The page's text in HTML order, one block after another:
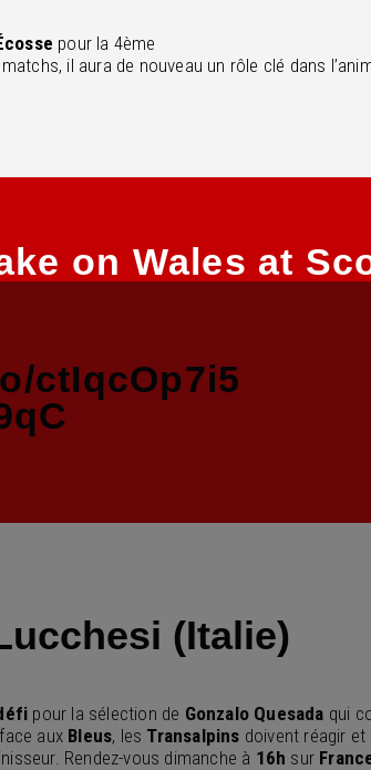
pour la 4ème
il aura de nouveau un rôle clé dans
on Wales at
ctIqcOp7i5
(Italie)
pour la sélection de Gonzalo Quesada qui
aux Bleus, les Transalpins doivent réagir
Rendez-vous dimanche à 16h sur